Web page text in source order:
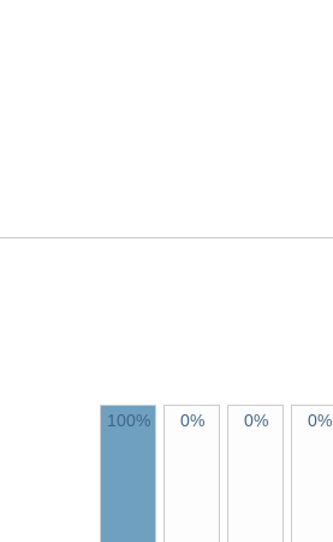
100% 0% 0% 0%